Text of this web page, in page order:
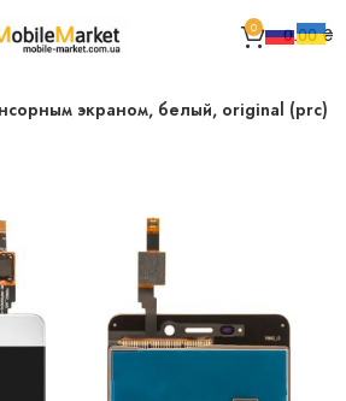
0 0.00₴
экраном, белый, original (prc)